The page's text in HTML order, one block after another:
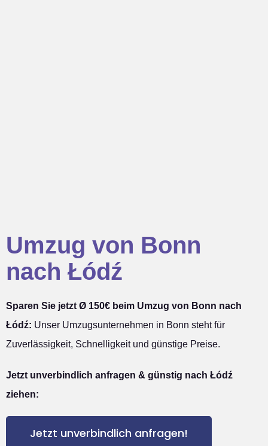
Umzug von Bonn
nach Łódź
Sparen Sie jetzt Ø 150€ beim Umzug von Bonn nach
Łódź: Unser Umzugsunternehmen in Bonn steht für
Zuverlässigkeit, Schnelligkeit und günstige Preise.
Jetzt unverbindlich anfragen & günstig nach Łódź
ziehen:
Jetzt unverbindlich anfragen!